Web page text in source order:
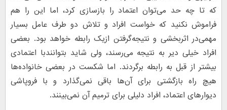
که تا چه حد می‌توان اعتماد را باز‌سازی کرد، اما این را هم
فراموش نکنید که خواست افراد و تلاش دو طرف عامل بسیار
مهمی‌در اثربخشی و نتیجه‌گرفتن ازیک رابطه خواهد بود. بعضی
افراد خیلی دیر به نتیجه می‌رسند، ولی شاید بتوانند‌با اعتمادی
بیشتر از قبل به رابطه برگردند. اما شکست در بعضی خانواده‌ها
هیچ راه بازگشتی برای آن‌ها باقی نمی‌گذارد و با فروپاشی
دیوارهای اعتماد، افراد دلیلی برای ترمیم آن نمی‌بینند.